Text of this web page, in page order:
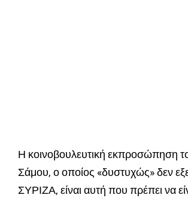
Η κοινοβουλευτική εκπροσώπηση
Σάμου, ο οποίος «δυστυχώς» δεν
ΣΥΡΙΖΑ, είναι αυτή που πρέπει να